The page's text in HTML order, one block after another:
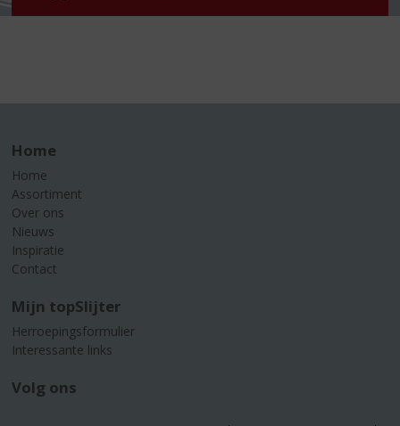
Home
Home
Assortiment
Over ons
Nieuws
Inspiratie
Contact
Mijn topSlijter
Herroepingsformulier
Interessante links
Volg ons